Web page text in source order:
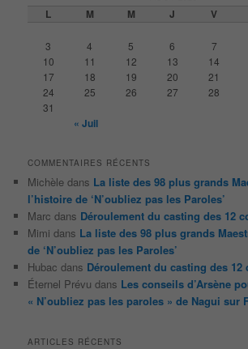
L M M J V
3
4 5 6 7
10
11 12 13 14
17
18 19 20 21
24
25 26 27 28
31
« Juil
COMMENTAIRES RÉCENTS
Michèle dans La liste des 98 plus grands
l’histoire de ‘N’oubliez pas les Paroles’
Marc dans Déroulement du casting des 12
Mimi dans La liste des 98 plus grands
de ‘N’oubliez pas les Paroles’
Hubac dans Déroulement du casting des 12
Éternel Prévu dans Les conseils d’Arsène
« N’oubliez pas les paroles » de Nagui sur
ARTICLES RÉCENTS